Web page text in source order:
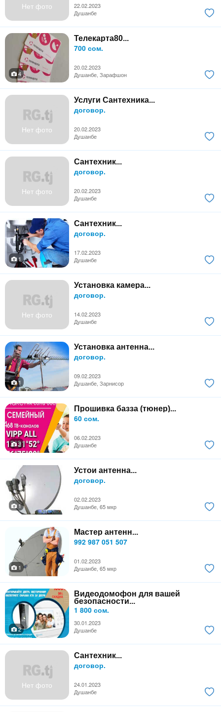
Нет фото
22.02.2023
Душанбе
Телекарта80...
700 сом.
20.02.2023
4
Душанбе, Зарафшон
Нет фото
Услуги Сантехника...
договор.
20.02.2023
Душанбе
Нет фото
Сантехник...
договор.
20.02.2023
Душанбе
Сантехник...
договор.
17.02.2023
1
Душанбе
Нет фото
Установка камера...
договор.
14.02.2023
Душанбе
Установка антенна...
договор.
09.02.2023
1
Душанбе, Зарнисор
Прошивка базза (тюнер)...
60 сом.
06.02.2023
2
Душанбе
Устои антенна...
договор.
02.02.2023
1
Душанбе, 65 мкр
Мастер антенн...
992 987 051 507
01.02.2023
1
Душанбе, 65 мкр
Видеодомофон для вашей
безопасности...
1 800 сом.
30.01.2023
2
Душанбе
Нет фото
Сантехник...
договор.
24.01.2023
Душанбе